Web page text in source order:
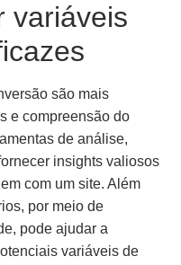
variáveis
são mais
e compreensão do
de análise,
insights valiosos
com um site. Além
por meio de
pode ajudar a
variáveis de